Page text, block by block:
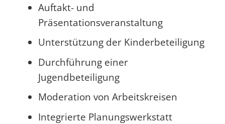
Auftakt- und
Präsentationsveranstaltung
Unterstützung der Kinderbeteiligung
Durchführung einer
Jugendbeteiligung
Moderation von Arbeitskreisen
Integrierte Planungswerkstatt